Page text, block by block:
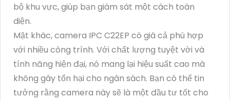
bộ khu vực, giúp bạn giám sát một cách toàn
diện.
Mặt khác, camera IPC C22EP có giá cả phù hợp
với nhiều công trình. Với chất lượng tuyệt vời và
tính năng hiện đại, nó mang lại hiệu suất cao mà
không gây tổn hại cho ngân sách. Bạn có thể tin
tưởng rằng camera này sẽ là một đầu tư tốt cho